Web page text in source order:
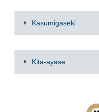
Kasumigaseki
Kita-ayase